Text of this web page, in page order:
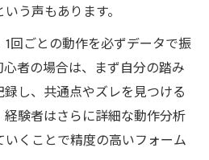
う声もあります。
回ごとの動作を必ずデータで振
者の場合は、まず自分の踏み
し、共通点やズレを見つける
験者はさらに詳細な動作分析
くことで精度の高いフォーム